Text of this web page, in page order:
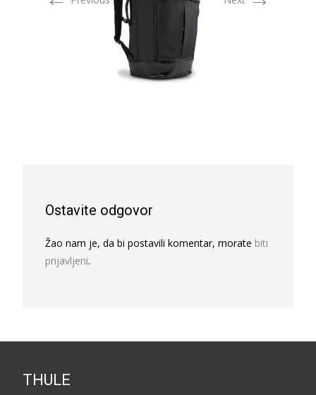
Ostavite odgovor
Žao nam je, da bi postavili komentar, morate biti
prijavljeni.
THULE